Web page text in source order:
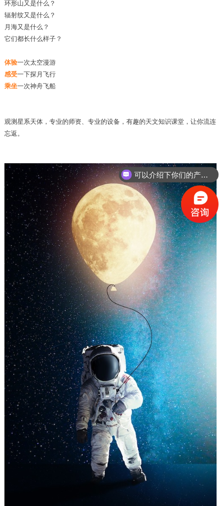
环形山又是什么？
辐射纹又是什么？
月海又是什么？
它们都长什么样子？
体验一次太空漫游
感受一下探月飞行
乘坐一次神舟飞船
观测星系天体，专业的师资、专业的设备，有趣的天文知识课堂，让你流连
忘返。
你们是怎么收费的呢？